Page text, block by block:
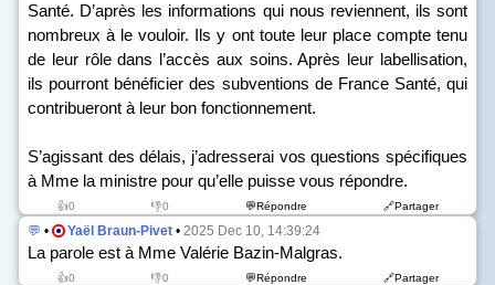
Santé. D’après les informations qui nous reviennent, ils sont
nombreux à le vouloir. Ils y ont toute leur place compte tenu
de leur rôle dans l’accès aux soins. Après leur labellisation,
ils pourront bénéficier des subventions de France Santé, qui
contribueront à leur bon fonctionnement.
S’agissant des délais, j’adresserai vos questions spécifiques
à Mme la ministre pour qu’elle puisse vous répondre.
👍0 👎0 💬Répondre 🔗Partager
💬 • Yaël Braun-Pivet • 2025 Dec 10, 14:39:24
La parole est à Mme Valérie Bazin-Malgras.
👍0 👎0 💬Répondre 🔗Partager